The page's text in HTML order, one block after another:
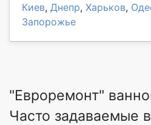
Киев, Днепр, Харьков,
Запорожье
"Евроремонт"
Часто задаваемые